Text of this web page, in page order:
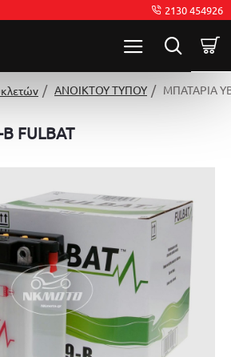
2130 454926
ΑΝΟΙΚΤΟΥ ΤΥΠΟΥ ΜΠΑΤΑΡΙΑ
FULBAT